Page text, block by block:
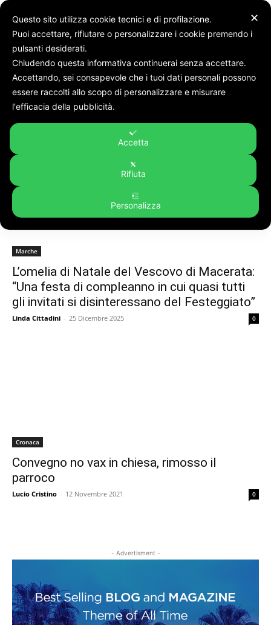
Vescovo
Tag:vescovo
Marche
L’omelia di Natale del Vescovo di Macerata:
“Una festa di compleanno in cui quasi tutti
gli invitati si disinteressano del Festeggiato”
Linda Cittadini - 25 Dicembre 2025 0
Cronaca
Convegno no vax in chiesa, rimosso il
parroco
Lucio Cristino - 12 Novembre 2021 0
- Advertisment -
✕
Questo sito utilizza cookie tecnici e di profilazione.
Puoi accettare, rifiutare o personalizzare i cookie premendo i
pulsanti desiderati.
Chiudendo questa informativa continuerai senza accettare.
Accettando, sei consapevole che i tuoi dati personali possono
essere raccolti allo scopo di personalizzare e misurare
l'efficacia della pubblicità.
Accetta
Rifiuta
Personalizza